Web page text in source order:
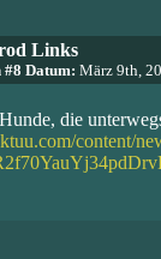
Links
Datum: März 9th,
die
content/